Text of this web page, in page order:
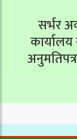
सर्भर